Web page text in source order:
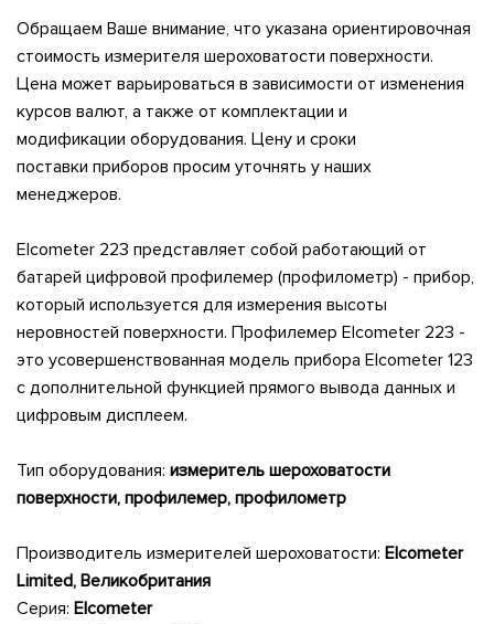
Обращаем Ваше внимание, что указана ориентировочная
стоимость измерителя шероховатости поверхности.
Цена может варьироваться в зависимости от изменения
курсов валют, а также от комплектации и
модификации оборудования. Цену и сроки
поставки приборов просим уточнять у наших
менеджеров.
Elcometer 223 представляет собой работающий от
батарей цифровой профилемер (профилометр) - прибор,
который используется для измерения высоты
неровностей поверхности. Профилемер Elcometer 223 -
это усовершенствованная модель прибора Elcometer 123
с дополнительной функцией прямого вывода данных и
цифровым дисплеем.
Тип оборудования: измеритель шероховатости
поверхности, профилемер, профилометр
Производитель измерителей шероховатости: Elcometer
Limited, Великобритания
Серия: Elcometer